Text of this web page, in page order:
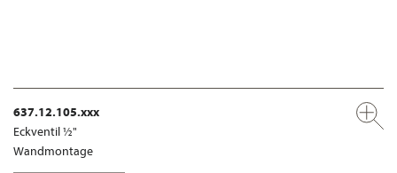
637.12.105.xxx
Eckventil ½"
Wandmontage